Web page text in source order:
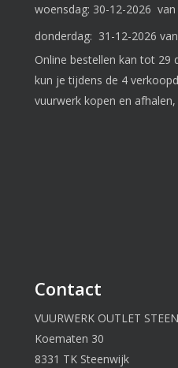
woensdag: 30-12-2026 van
donderdag: 31-12-2026
Online bestellen kan tot 29
kun je tijdens de 4
vuurwerk kopen en
Contact
VUURWERK OUTLET
Koematen 30
8331 TK Steenwijk